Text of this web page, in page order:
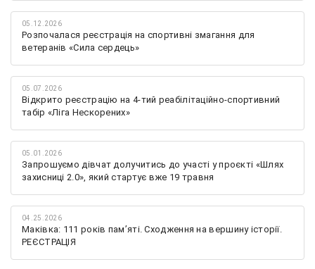
05.12.2026
Розпочалася реєстрація на спортивні змагання для
ветеранів «Сила сердець»
05.07.2026
Відкрито реєстрацію на 4-тий реабілітаційно-спортивний
табір «Ліга Нескорених»
05.01.2026
Запрошуємо дівчат долучитись до участі у проєкті «Шлях
захисниці 2.0», який стартує вже 19 травня
04.25.2026
Маківка: 111 років пам’яті. Сходження на вершину історії.
РЕЄСТРАЦІЯ